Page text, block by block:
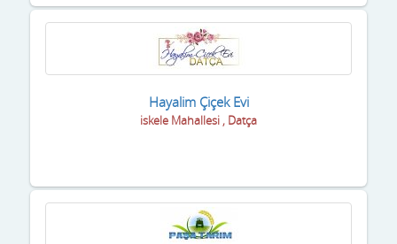
Hayalim Çiçek Evi
iskele Mahallesi , Datça